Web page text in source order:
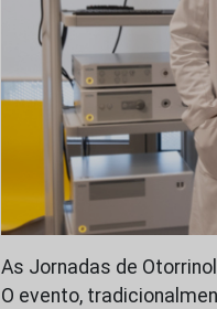
As Jornadas de
O evento,